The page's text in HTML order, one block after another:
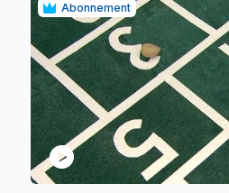
Abonnement
play_circle